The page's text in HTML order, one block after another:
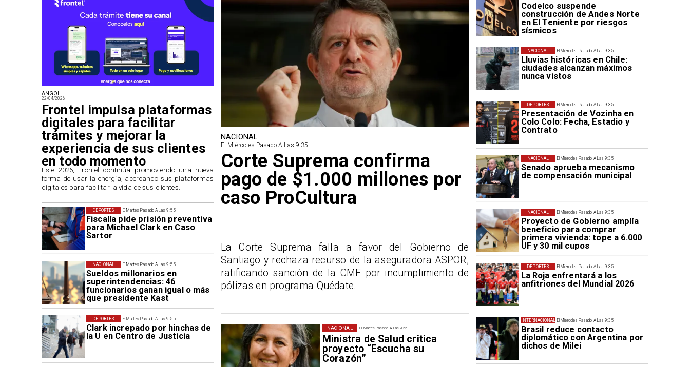
Codelco suspende
construcción de Andes Norte
en El Teniente por riesgos
sísmicos
El Miércoles Pasado A Las 9:35
Lluvias históricas en Chile:
ciudades alcanzan máximos
nunca vistos
NACIONAL
El Miércoles Pasado A Las 9:35
Presentación de Vozinha en
Colo Colo: Fecha, Estadio y
Contrato
DEPORTES
El Miércoles Pasado A Las 9:35
Senado aprueba mecanismo
de compensación municipal
NACIONAL
El Miércoles Pasado A Las 9:35
Proyecto de Gobierno amplía
beneficio para comprar
primera vivienda: tope a 6.000
UF y 30 mil cupos
NACIONAL
El Miércoles Pasado A Las 9:35
La Roja enfrentará a los
anfitriones del Mundial 2026
DEPORTES
El Miércoles Pasado A Las 9:35
Brasil reduce contacto
diplomático con Argentina por
dichos de Milei
INTERNACIONAL
El Martes Pasado A Las 9:55
Fiscalía pide prisión preventiva
para Michael Clark en Caso
Sartor
DEPORTES
El Martes Pasado A Las 9:55
Sueldos millonarios en
superintendencias: 46
funcionarios ganan igual o más
que presidente Kast
NACIONAL
El Martes Pasado A Las 9:55
Clark increpado por hinchas de
la U en Centro de Justicia
DEPORTES
El Martes Pasado A Las 9:55
Ministra de Salud critica
proyecto “Escucha su
Corazón”
NACIONAL
ANGOL
22/04/2026
Frontel impulsa plataformas
digitales para facilitar
trámites y mejorar la
experiencia de sus clientes
en todo momento
​Este 2026, Frontel continúa promoviendo una nueva
forma de usar la energía, acercando sus plataformas
digitales para facilitar la vida de sus clientes.
NACIONAL
El Miércoles Pasado A Las 9:35
Corte Suprema confirma
pago de $1.000 millones por
caso ProCultura
La Corte Suprema falla a favor del Gobierno de
Santiago y rechaza recurso de la aseguradora ASPOR,
ratificando sanción de la CMF por incumplimiento de
pólizas en programa Quédate.